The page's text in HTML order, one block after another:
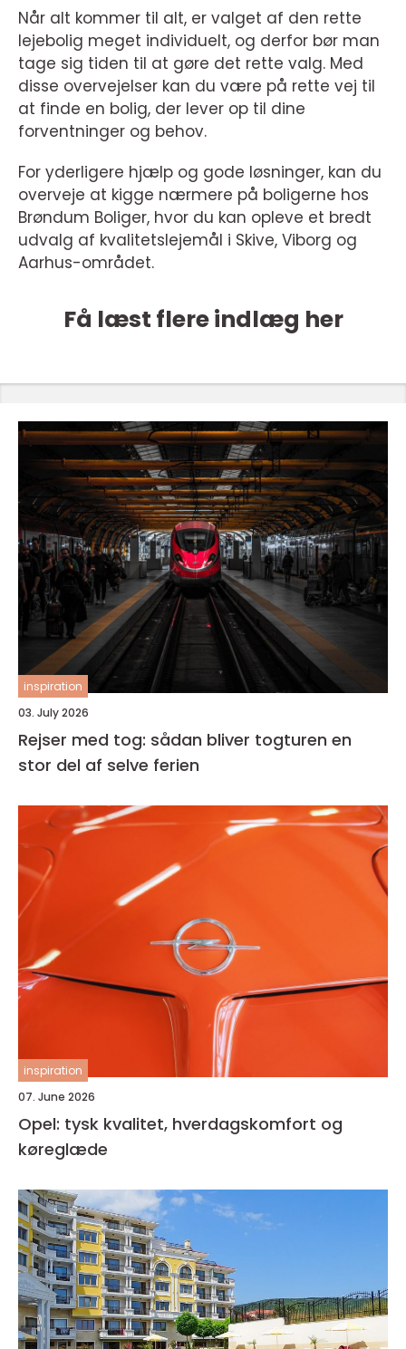
Når alt kommer til alt, er valget af den rette
lejebolig meget individuelt, og derfor bør man
tage sig tiden til at gøre det rette valg. Med
disse overvejelser kan du være på rette vej til
at finde en bolig, der lever op til dine
forventninger og behov.
For yderligere hjælp og gode løsninger, kan du
overveje at kigge nærmere på boligerne hos
Brøndum Boliger, hvor du kan opleve et bredt
udvalg af kvalitetslejemål i Skive, Viborg og
Aarhus-området.
Få læst flere indlæg her
inspiration
03. July 2026
Rejser med tog: sådan bliver togturen en
stor del af selve ferien
inspiration
07. June 2026
Opel: tysk kvalitet, hverdagskomfort og
køreglæde